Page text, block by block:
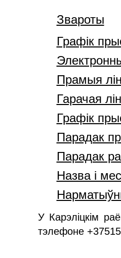
Звароты
Графік
Прамыя
Гарачая
Графік
Парадак
Парадак
Назва і
У Карэліцкім
тэлефоне